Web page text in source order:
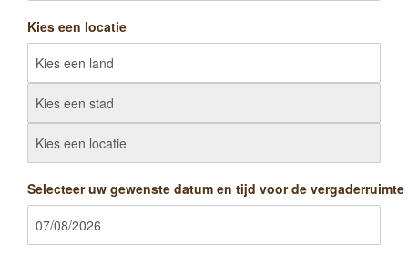
Kies een locatie
Selecteer uw gewenste datum en tijd voor de vergaderruimte